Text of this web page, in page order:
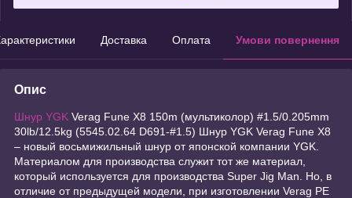
Доставка Оплата Умови повернення
Опис
Шнур YGK Verag Fune X8 150m (мультиколор) #1.5/0.205mm
30lb/12.5kg (5545.02.64 D691-#1.5) Шнур YGK Verag Fune X8
– новый восьмижильный шнур от японской компании YGK.
Материалом для производства служит тот же материал,
который используется для производства Super Jig Man. Но, в
отличие от предыдущей модели, при изготовлении Verag PE